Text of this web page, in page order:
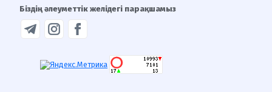
Біздің әлеуметтік желідегі парақшамыз